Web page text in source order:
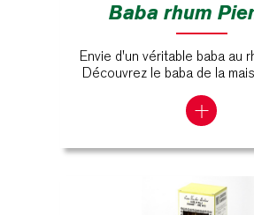
Baba rhum
Envie d'un véritable baba au
Découvrez le baba de la